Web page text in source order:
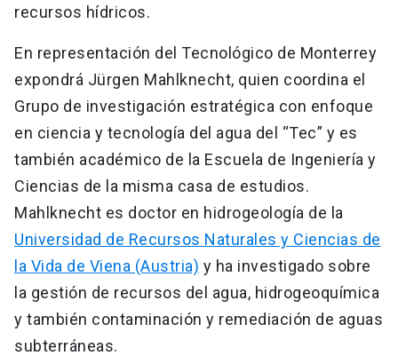
recursos hídricos.
En representación del Tecnológico de Monterrey
expondrá Jürgen Mahlknecht, quien coordina el
Grupo de investigación estratégica con enfoque
en ciencia y tecnología del agua del “Tec” y es
también académico de la Escuela de Ingeniería y
Ciencias de la misma casa de estudios.
Mahlknecht es doctor en hidrogeología de la
Universidad de Recursos Naturales y Ciencias de
la Vida de Viena (Austria) y ha investigado sobre
la gestión de recursos del agua, hidrogeoquímica
y también contaminación y remediación de aguas
subterráneas.